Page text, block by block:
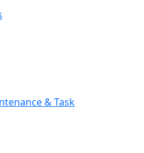
& Task